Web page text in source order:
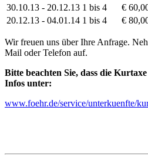
30.10.13 - 20.12.13 1 bis 4
€
20.12.13 - 04.01.14 1 bis 4 €
Wir freuen uns über Ihre Anfrage.
Mail oder Telefon auf.
Bitte beachten Sie, dass die
Infos unter:
www.foehr.de/service/unterkuenfte/